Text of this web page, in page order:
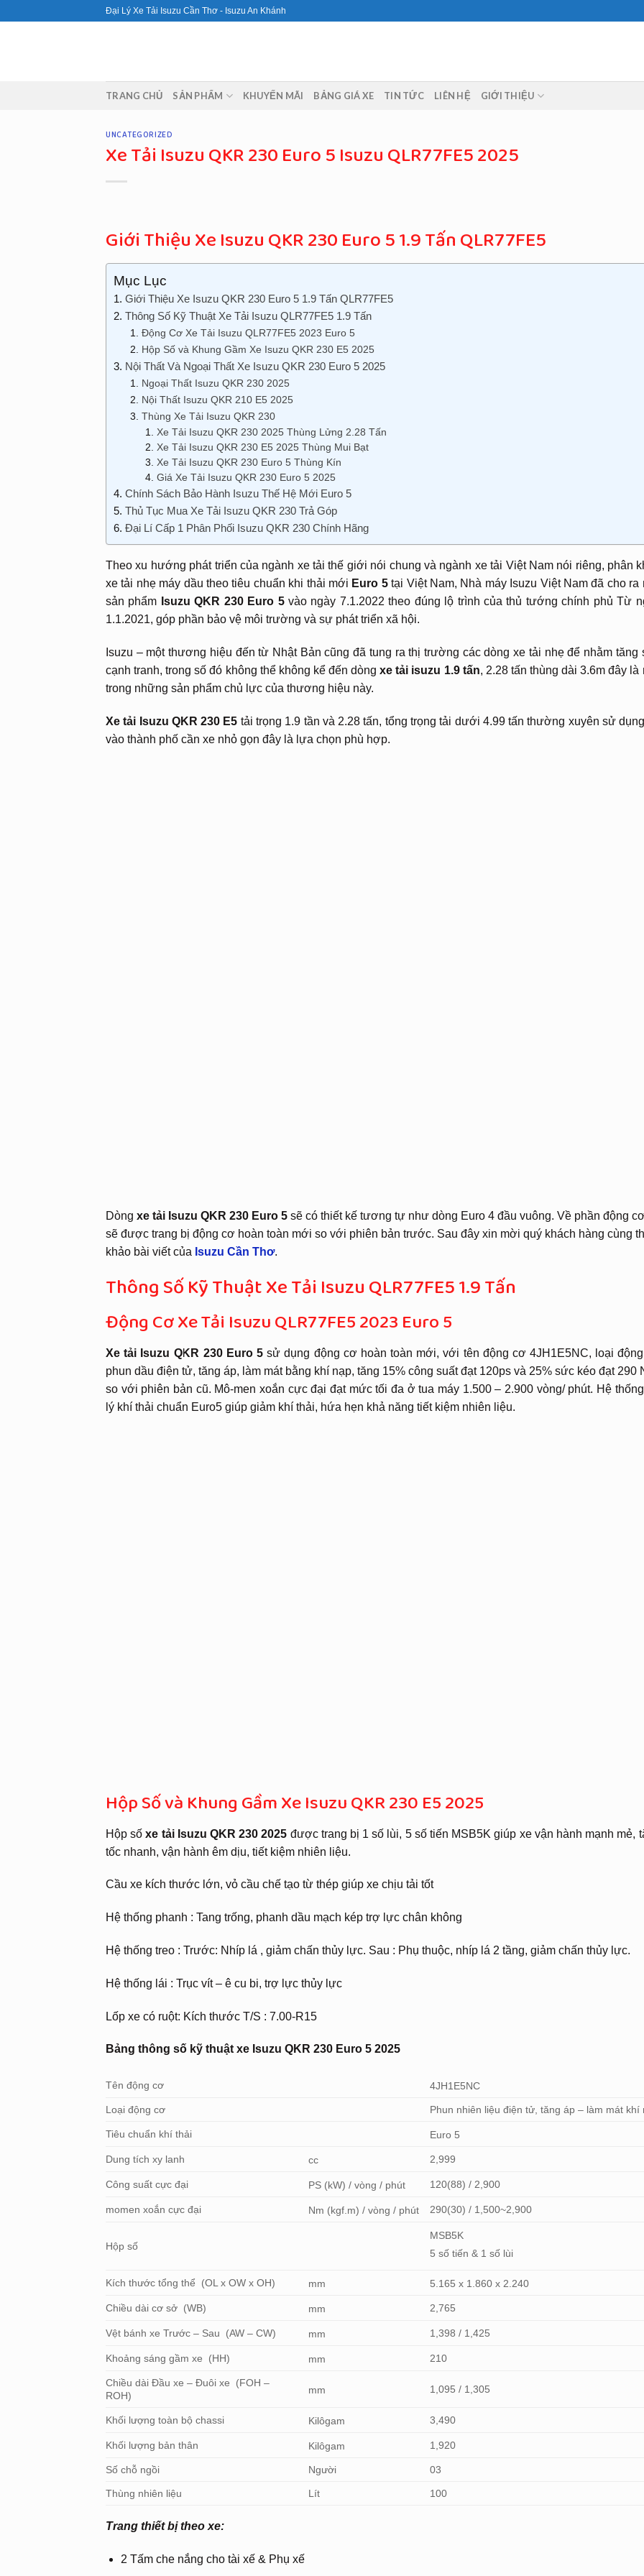
Đại Lý Xe Tải Isuzu Cần Thơ - Isuzu An Khánh
TRANG CHỦ SẢN PHẨM KHUYẾN MÃI BẢNG GIÁ XE TIN TỨC LIÊN HỆ GIỚI THIỆU
UNCATEGORIZED
Xe Tải Isuzu QKR 230 Euro 5 Isuzu QLR77FE5 2025
Giới Thiệu Xe Isuzu QKR 230 Euro 5 1.9 Tấn QLR77FE5
Mục Lục
Giới Thiệu Xe Isuzu QKR 230 Euro 5 1.9 Tấn QLR77FE5
Thông Số Kỹ Thuật Xe Tải Isuzu QLR77FE5 1.9 Tấn
Động Cơ Xe Tải Isuzu QLR77FE5 2023 Euro 5
Hộp Số và Khung Gầm Xe Isuzu QKR 230 E5 2025
Nội Thất Và Ngoại Thất Xe Isuzu QKR 230 Euro 5 2025
Ngoại Thất Isuzu QKR 230 2025
Nội Thất Isuzu QKR 210 E5 2025
Thùng Xe Tải Isuzu QKR 230
Xe Tải Isuzu QKR 230 2025 Thùng Lửng 2.28 Tấn
Xe Tải Isuzu QKR 230 E5 2025 Thùng Mui Bạt
Xe Tải Isuzu QKR 230 Euro 5 Thùng Kín
Giá Xe Tải Isuzu QKR 230 Euro 5 2025
Chính Sách Bảo Hành Isuzu Thế Hệ Mới Euro 5
Thủ Tục Mua Xe Tải Isuzu QKR 230 Trả Góp
Đại Lí Cấp 1 Phân Phối Isuzu QKR 230 Chính Hãng
Theo xu hướng phát triển của ngành xe tải thế giới nói chung và ngành xe tải Việt Nam nói riêng, phân
xe tải nhẹ máy dầu theo tiêu chuẩn khi thải mới Euro 5tại Việt Nam, Nhà máy Isuzu Việt Nam đã cho ra
sản phẩm Isuzu QKR 230 Euro 5 vào ngày 7.1.2022 theo đúng lộ trình của thủ tướng chính phủ Từ
1.1.2021, góp phần bảo vệ môi trường và sự phát triển xã hội.
Isuzu – một thương hiệu đến từ Nhật Bản cũng đã tung ra thị trường các dòng xe tải nhẹ để nhằm tăng
cạnh tranh, trong số đó không thể không kể đến dòngxe tải isuzu 1.9 tấn, 2.28 tấn thùng dài 3.6m đây là
trong những sản phẩm chủ lực của thương hiệu này.
Xe tải Isuzu QKR 230 E5 tải trọng 1.9 tần và 2.28 tấn, tổng trọng tải dưới 4.99 tấn thường xuyên sử
vào thành phố cần xe nhỏ gọn đây là lựa chọn phù hợp.
Dòngxe tải Isuzu QKR 230 Euro 5 sẽ có thiết kế tương tự như dòng Euro 4 đầu vuông. Về phần động
sẽ được trang bị động cơ hoàn toàn mới so với phiên bản trước. Sau đây xin mời quý khách hàng cùng
khảo bài viết của Isuzu Cần Thơ.
Thông Số Kỹ Thuật Xe Tải Isuzu QLR77FE5 1.9 Tấn
Động Cơ Xe Tải Isuzu QLR77FE5 2023 Euro 5
Xe tải Isuzu QKR 230 Euro 5 sử dụng động cơ hoàn toàn mới, với tên động cơ 4JH1E5NC, loại
phun dầu điện tử, tăng áp, làm mát bằng khí nạp, tăng 15% công suất đạt 120ps và 25% sức kéo đạt 290
so với phiên bản cũ. Mô-men xoắn cực đại đạt mức tối đa ở tua máy 1.500 – 2.900 vòng/ phút. Hệ
lý khí thải chuẩn Euro5 giúp giảm khí thải, hứa hẹn khả năng tiết kiệm nhiên liệu.
Hộp Số và Khung Gầm Xe Isuzu QKR 230 E5 2025
Hộp sốxe tải Isuzu QKR 230 2025 được trang bị 1 số lùi, 5 số tiến MSB5K giúp xe vận hành mạnh mẻ,
tốc nhanh, vận hành êm dịu, tiết kiệm nhiên liệu.
Cầu xe kích thước lớn, vỏ cầu chế tạo từ thép giúp xe chịu tải tốt
Hệ thống phanh : Tang trống, phanh dầu mạch kép trợ lực chân không
Hệ thống treo : Trước: Nhíp lá , giảm chấn thủy lực. Sau : Phụ thuộc, nhíp lá 2 tầng, giảm chấn thủy lực.
Hệ thống lái : Trục vít – ê cu bi, trợ lực thủy lực
Lốp xe có ruột: Kích thước T/S : 7.00-R15
Bảng thông số kỹ thuật xe Isuzu QKR 230 Euro 5 2025
Tên động cơ 4JH1E5NC
Loại động cơ Phun nhiên liệu điện tử, tăng áp – làm mát khí
Tiêu chuẩn khí thải Euro 5
Dung tích xy lanh cc 2,999
Công suất cực đại PS (kW) / vòng / phút 120(88) / 2,900
momen xoắn cực đại Nm (kgf.m) / vòng / phút 290(30) / 1,500~2,900
Hộp số
MSB5K
5 số tiến & 1 số lùi
Kích thước tổng thể (OL x OW x OH) mm 5.165 x 1.860 x 2.240
Chiều dài cơ sở (WB) mm 2,765
Vệt bánh xe Trước – Sau (AW – CW) mm 1,398 / 1,425
Khoảng sáng gầm xe (HH) mm 210
Chiều dài Đầu xe – Đuôi xe (FOH –
ROH)
mm 1,095 / 1,305
Khối lượng toàn bộ chassi Kilôgam 3,490
Khối lượng bản thân Kilôgam 1,920
Số chỗ ngồi Người 03
Thùng nhiên liệu Lít 100
Trang thiết bị theo xe:
2 Tấm che nắng cho tài xế & Phụ xế